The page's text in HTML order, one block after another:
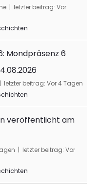
| letzter beitrag: Vor
Mondpräsenz 6
letzter beitrag: Vor 4 Tagen
veröffentlicht am
| letzter beitrag: Vor